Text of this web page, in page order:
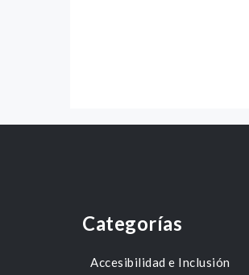
Categorías
Accesibilidad e Inclusión